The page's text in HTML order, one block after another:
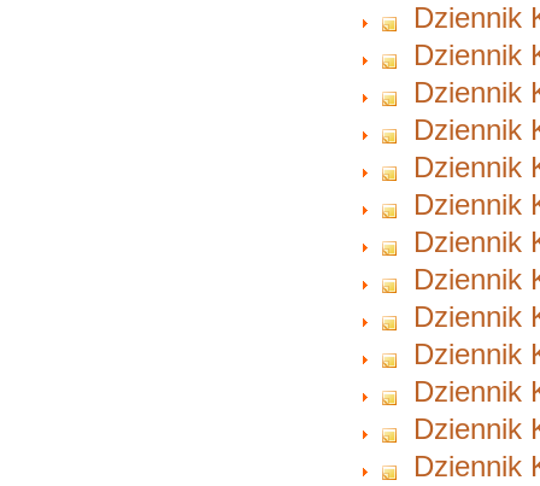
Dziennik
Dziennik
Dziennik
Dziennik
Dziennik
Dziennik
Dziennik
Dziennik
Dziennik
Dziennik
Dziennik
Dziennik
Dziennik